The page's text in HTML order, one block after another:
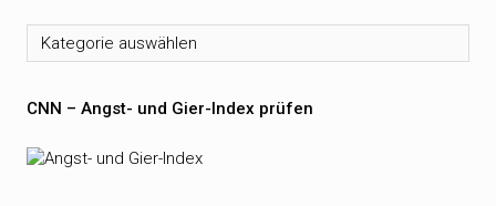
Kategorien
CNN – Angst- und Gier-Index prüfen